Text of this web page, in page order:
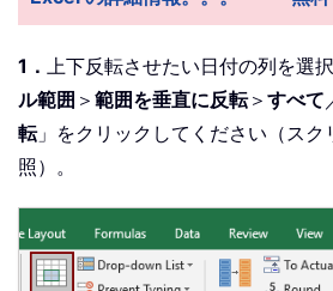
1． 上下反転させたい日付の列を選
ル範囲 ＞ 範囲を垂直に反転＞ すべて
転」をクリックしてください（スク
照）。